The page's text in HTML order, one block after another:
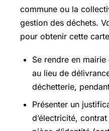
commune ou la
gestion des déchets.
pour obtenir cette
Se rendre en
au lieu de
déchetterie,
Présenter un
d’électricité,